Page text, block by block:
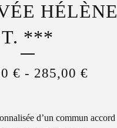
HÉLÈNE
T. ***
€ - 285,00€
d’un commun accord